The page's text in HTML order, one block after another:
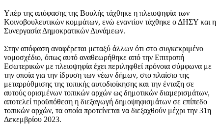
Υπέρ της απόφασης της Βουλής τάχθηκε η πλειοψηφία των
Κοινοβουλευτικών κομμάτων, ενώ εναντίον τάχθηκε ο ΔΗΣΥ και η
Συνεργασία Δημοκρατικών Δυνάμεων.
Στην απόφαση αναφέρεται μεταξύ άλλων ότι στο συγκεκριμένο
νομοσχέδιο, όπως αυτό αναθεωρήθηκε από την Επιτροπή
Εσωτερικών με πλειοψηφία έχει περιληφθεί πρόνοια σύμφωνα με
την οποία για την ίδρυση των νέων δήμων, στο πλαίσιο της
μεταρρύθμισης της τοπικής αυτοδιοίκησης και την ένταξη σε
αυτούς ορισμένων τοπικών αρχών ως δημοτικών διαμερισμάτων,
αποτελεί προϋπόθεση η διεξαγωγή δημοψηφισμάτων σε επίπεδο
τοπικών αρχών, τα οποία προτείνεται να διεξαχθούν μέχρι την 31η
Δεκεμβρίου 2023.